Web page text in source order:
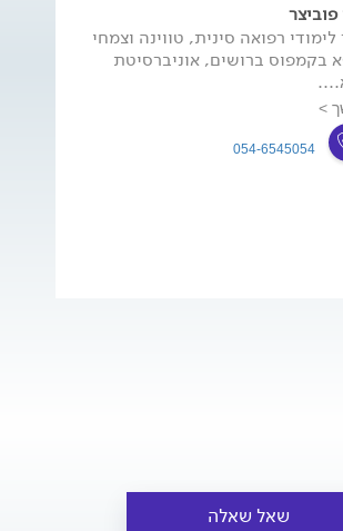
פוביצר
לימודי רפואה סינית, טווינה וצמחי
בקמפוס ברושים, אוניברסיטת
>
054-6545054
שאל שאלה